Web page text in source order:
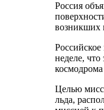
Россия
возникших
неделе,
Целью
льда,